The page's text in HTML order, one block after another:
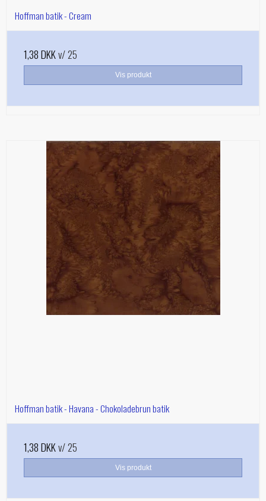
Hoffman batik - Cream
1,38 DKKv/ 25
Vis produkt
Hoffman batik - Havana - Chokoladebrun batik
1,38 DKKv/ 25
Vis produkt